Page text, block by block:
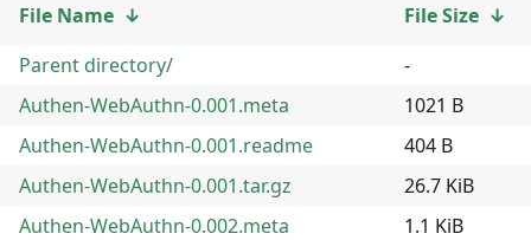
File Name ↓ File Size ↓
Parent directory/
-
Authen-WebAuthn-0.001.meta
1021 B
Authen-WebAuthn-0.001.readme
404 B
Authen-WebAuthn-0.001.tar.gz
26.7 KiB
Authen-WebAuthn-0.002.meta
1.1 KiB